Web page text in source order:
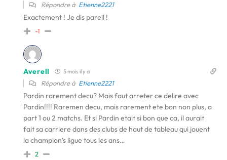
Répondre à Etienne2221
Exactement ! Je dis pareil !
-1
Averell 5 mois il y a
Répondre à Etienne2221
Pardin rarement decu? Mais faut arreter ce delire avec
Pardin!!!! Raremen decu, mais rarement ete bon non plus, a
part 1 ou 2 matchs. Et si Pardin etait si bon que ca, il aurait
fait sa carriere dans des clubs de haut de tableau qui jouent
la champion’s ligue tous les ans…
2